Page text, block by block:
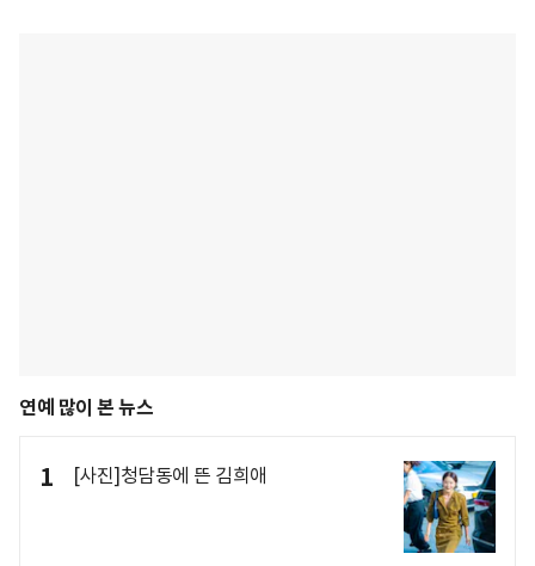
연예 많이 본 뉴스
1 [사진]청담동에 뜬 김희애